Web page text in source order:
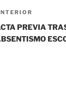
PREVIA